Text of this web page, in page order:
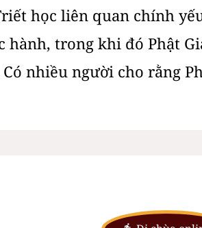
học liên quan chính
hành, trong khi đó Phật
nhiều người cho rằng